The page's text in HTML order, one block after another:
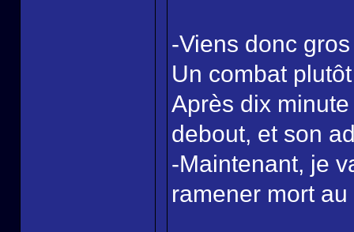
-Viens donc
Un combat
Après dix
debout, et son
-Maintenant, je
ramener mort